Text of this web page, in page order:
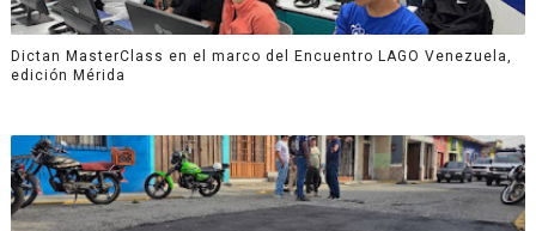
Dictan MasterClass en el marco del Encuentro LAGO Venezuela,
edición Mérida